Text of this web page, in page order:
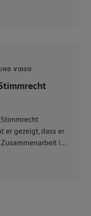
VIDEO
er gezeigt, dass er
in